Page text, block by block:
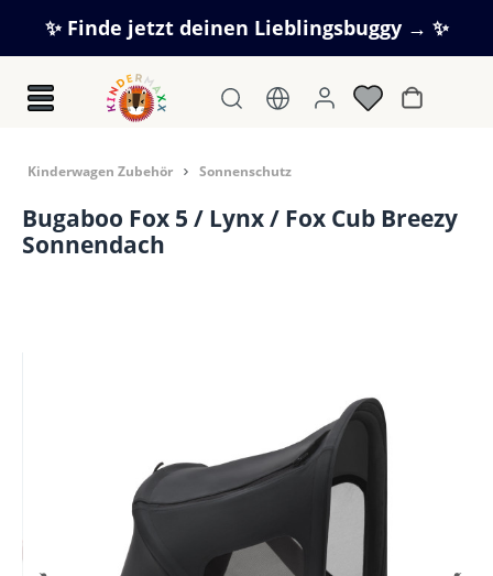
Zum Hauptinhalt springen
✨ Finde jetzt deinen Lieblingsbuggy → ✨
Kinderwagen Zubehör Sonnenschutz
Bugaboo Fox 5 / Lynx / Fox Cub Breezy
Sonnendach